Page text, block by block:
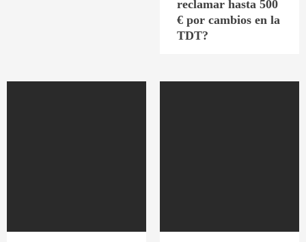
reclamar hasta 500
€ por cambios en la
TDT?